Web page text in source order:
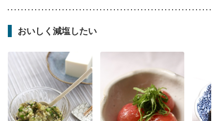
おいしく減塩したい